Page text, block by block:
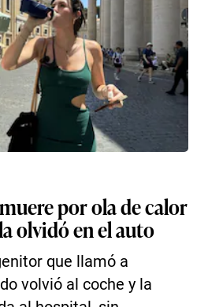
por ola de calor
olvidó en el auto
que llamó a
volvió al coche y la